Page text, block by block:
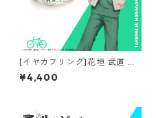
[イヤカフリング]花垣 武道 東
京リベンジャーズ
¥4,400